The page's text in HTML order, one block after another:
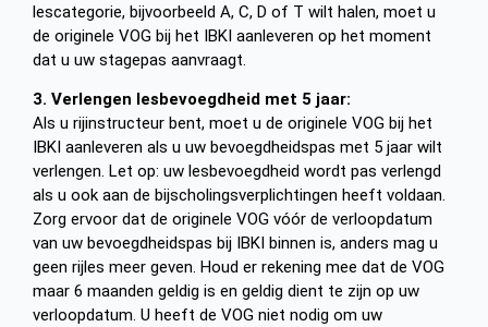
lescategorie, bijvoorbeeld A, C, D of T wilt halen, moet u
de originele VOG bij het IBKI aanleveren op het moment
dat u uw stagepas aanvraagt.
3. Verlengen lesbevoegdheid met 5 jaar:
Als u rijinstructeur bent, moet u de originele VOG bij het
IBKI aanleveren als u uw bevoegdheidspas met 5 jaar wilt
verlengen. Let op: uw lesbevoegdheid wordt pas verlengd
als u ook aan de bijscholingsverplichtingen heeft voldaan.
Zorg ervoor dat de originele VOG vóór de verloopdatum
van uw bevoegdheidspas bij IBKI binnen is, anders mag u
geen rijles meer geven. Houd er rekening mee dat de VOG
maar 6 maanden geldig is en geldig dient te zijn op uw
verloopdatum. U heeft de VOG niet nodig om uw